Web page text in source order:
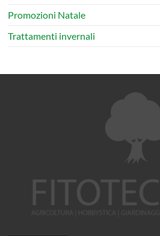
Promozioni Natale
Trattamenti invernali